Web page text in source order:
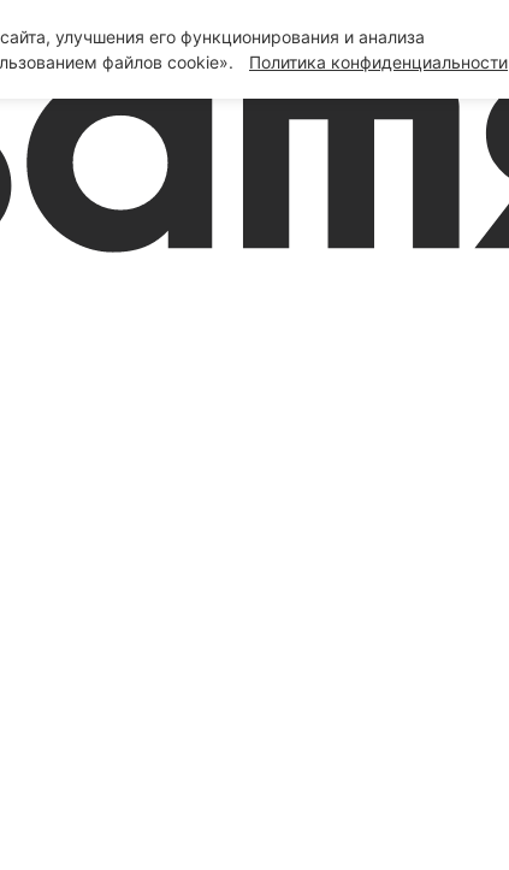
улучшения его функционирования и анализа
файлов cookie».
Политика конфиденциальности